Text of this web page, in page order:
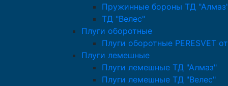
Пружинные бороны ТД
ТД "Велес"
Плуги оборотные
Плуги оборотные PERESVET
Плуги лемешные
Плуги лемешные ТД "Алмаз"
Плуги лемешные ТД "Велес"